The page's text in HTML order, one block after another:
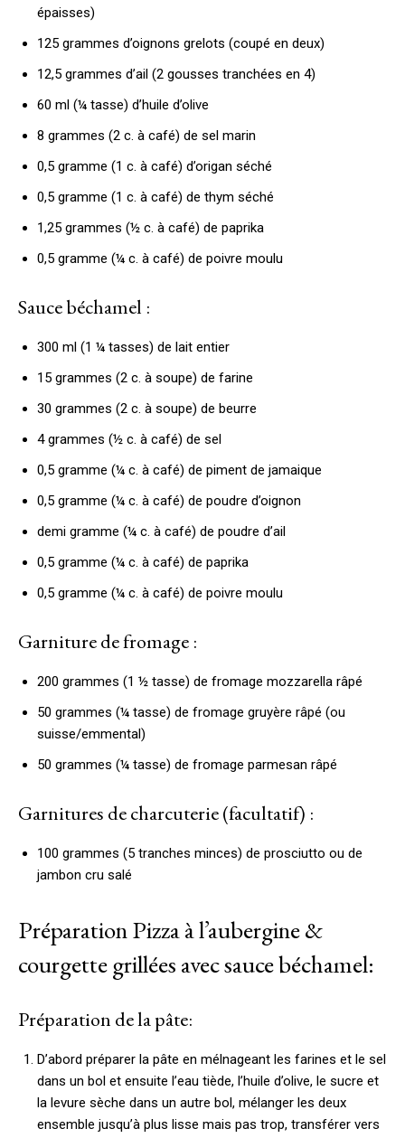
épaisses)
125 grammes d’oignons grelots (coupé en deux)
12,5 grammes d’ail (2 gousses tranchées en 4)
60 ml (¼ tasse) d’huile d’olive
8 grammes (2 c. à café) de sel marin
0,5 gramme (1 c. à café) d’origan séché
0,5 gramme (1 c. à café) de thym séché
1,25 grammes (½ c. à café) de paprika
0,5 gramme (¼ c. à café) de poivre moulu
Sauce béchamel :
300 ml (1 ¼ tasses) de lait entier
15 grammes (2 c. à soupe) de farine
30 grammes (2 c. à soupe) de beurre
4 grammes (½ c. à café) de sel
0,5 gramme (¼ c. à café) de piment de jamaique
0,5 gramme (¼ c. à café) de poudre d’oignon
demi gramme (¼ c. à café) de poudre d’ail
0,5 gramme (¼ c. à café) de paprika
0,5 gramme (¼ c. à café) de poivre moulu
Garniture de fromage :
200 grammes (1 ½ tasse) de fromage mozzarella râpé
50 grammes (¼ tasse) de fromage gruyère râpé (ou
suisse/emmental)
50 grammes (¼ tasse) de fromage parmesan râpé
Garnitures de charcuterie (facultatif) :
100 grammes (5 tranches minces) de prosciutto ou de
jambon cru salé
Préparation Pizza à l’aubergine &
courgette grillées avec sauce béchamel:
Préparation de la pâte:
D’abord préparer la pâte en mélnageant les farines et le sel
dans un bol et ensuite l’eau tiède, l’huile d’olive, le sucre et
la levure sèche dans un autre bol, mélanger les deux
ensemble jusqu’à plus lisse mais pas trop, transférer vers